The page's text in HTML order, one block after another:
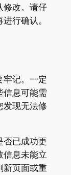
修改。请仔
行确认。
牢记。一定
信息可能需
发现无法修
否已成功更
信息未能立
新页面或重